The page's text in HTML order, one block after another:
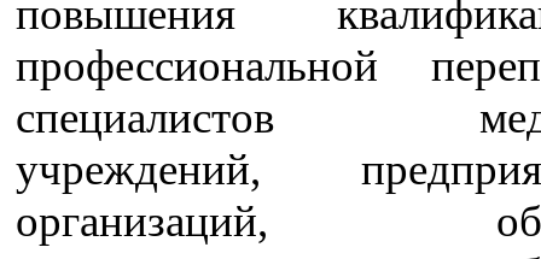
повышения
профессиональной
специалистов
учреждений,
организаций,